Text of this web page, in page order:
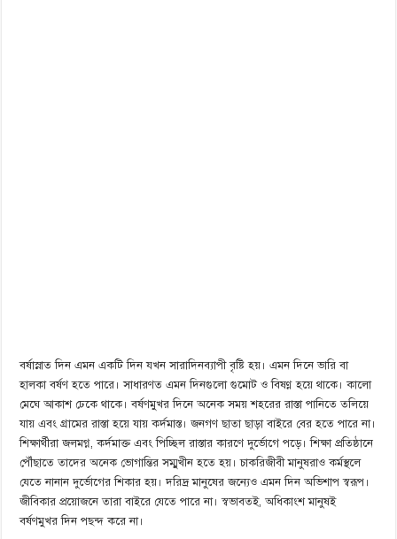
বর্ষাস্নাত দিন এমন একটি দিন যখন সারাদিনব্যাপী বৃষ্টি হয়। এমন দিনে ভারি বা
হালকা বর্ষণ হতে পারে। সাধারণত এমন দিনগুলো গুমোট ও বিষণ্ণ হয়ে থাকে। কালো
মেঘে আকাশ ঢেকে থাকে। বর্ষণমুখর দিনে অনেক সময় শহরের রাস্তা পানিতে তলিয়ে
যায় এবং গ্রামের রাস্তা হয়ে যায় কর্দমাস্ত। জনগণ ছাতা ছাড়া বাইরে বের হতে পারে না।
শিক্ষার্থীরা জলমগ্ন, কর্দমাক্ত এবং পিচ্ছিল রাস্তার কারণে দুর্ভোগে পড়ে। শিক্ষা প্রতিষ্ঠানে
পৌঁছাতে তাদের অনেক ভোগান্তির সম্মুখীন হতে হয়। চাকরিজীবী মানুষরাও কর্মস্থলে
যেতে নানান দুর্ভোগের শিকার হয়। দরিদ্র মানুষের জন্যেও এমন দিন অভিশাপ স্বরূপ।
জীবিকার প্রয়োজনে তারা বাইরে যেতে পারে না। স্বভাবতই, অধিকাংশ মানুষই
বর্ষণমুখর দিন পছন্দ করে না।